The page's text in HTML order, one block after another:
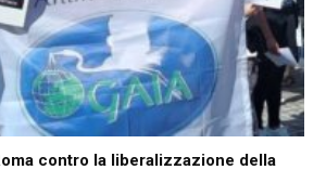
contro la liberalizzazione della